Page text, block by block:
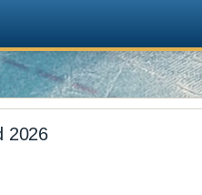
2026